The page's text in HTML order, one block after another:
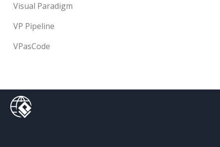
Visual Paradigm
VP Pipeline
VPasCode